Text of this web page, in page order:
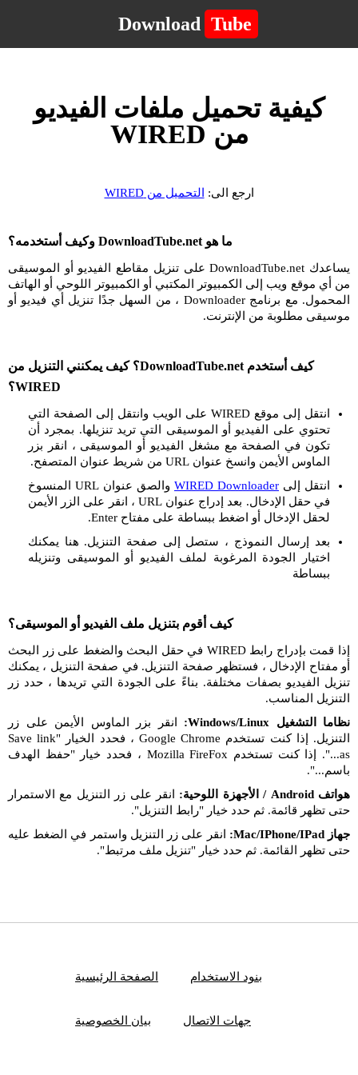
Download Tube
كيفية تحميل ملفات الفيديو
من WIRED
ارجع الى: التحميل من WIRED
ما هو DownloadTube.net وكيف أستخدمه؟
يساعدك DownloadTube.net على تنزيل مقاطع الفيديو أو الموسيقى
من أي موقع ويب إلى الكمبيوتر المكتبي أو الكمبيوتر اللوحي أو الهاتف
المحمول. مع برنامج Downloader ، من السهل جدًا تنزيل أي فيديو أو
موسيقى مطلوبة من الإنترنت.
كيف أستخدم DownloadTube.net؟ كيف يمكنني التنزيل من
WIRED؟
انتقل إلى موقع WIRED على الويب وانتقل إلى الصفحة التي
تحتوي على الفيديو أو الموسيقى التي تريد تنزيلها. بمجرد أن
تكون في الصفحة مع مشغل الفيديو أو الموسيقى ، انقر بزر
الماوس الأيمن وانسخ عنوان URL من شريط عنوان المتصفح.
انتقل إلى WIRED Downloader
والصق عنوان URL المنسوخ
في حقل الإدخال. بعد إدراج عنوان URL ، انقر على الزر الأيمن
لحقل الإدخال أو اضغط ببساطة على مفتاح Enter.
بعد إرسال النموذج ، ستصل إلى صفحة التنزيل. هنا يمكنك
اختيار الجودة المرغوبة لملف الفيديو أو الموسيقى وتنزيله
ببساطة
كيف أقوم بتنزيل ملف الفيديو أو الموسيقى؟
إذا قمت بإدراج رابط WIRED في حقل البحث والضغط على زر البحث
أو مفتاح الإدخال ، فستظهر صفحة التنزيل. في صفحة التنزيل ، يمكنك
تنزيل الفيديو بصفات مختلفة. بناءً على الجودة التي تريدها ، حدد زر
التنزيل المناسب.
نظاما التشغيل Windows/Linux:
انقر بزر الماوس الأيمن على زر
التنزيل. إذا كنت تستخدم Google Chrome ، فحدد الخيار "Save link
as...". إذا كنت تستخدم Mozilla FireFox ، فحدد خيار "حفظ الهدف
باسم...".
هواتف Android / الأجهزة اللوحية:
انقر على زر التنزيل مع الاستمرار
حتى تظهر قائمة. ثم حدد خيار "رابط التنزيل".
جهاز Mac/IPhone/IPad:
انقر على زر التنزيل واستمر في الضغط عليه
حتى تظهر القائمة. ثم حدد خيار "تنزيل ملف مرتبط".
الصفحة الرئيسية بنود الاستخدام
بيان الخصوصية جهات الاتصال